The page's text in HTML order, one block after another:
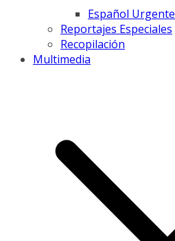
Español Urgente
Reportajes Especiales
Recopilación
Multimedia